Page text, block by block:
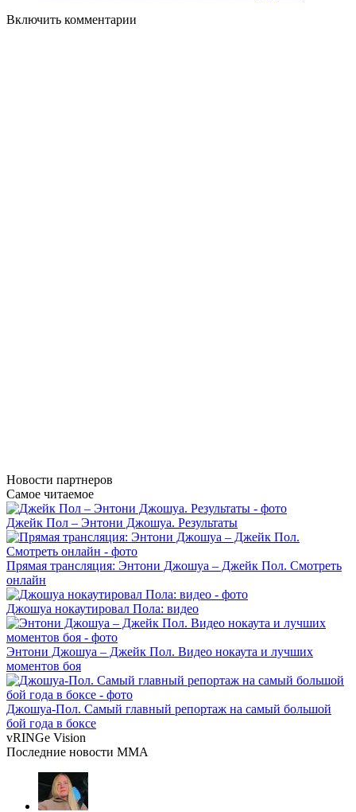
Включить комментарии
Новости партнеров
Самое читаемое
Джейк Пол – Энтони Джошуа. Результаты
Прямая трансляция: Энтони Джошуа – Джейк Пол. Смотреть
онлайн
Джошуа нокаутировал Пола: видео
Энтони Джошуа – Джейк Пол. Видео нокаута и лучших
моментов боя
Джошуа-Пол. Самый главный репортаж на самый большой
бой года в боксе
vRINGe Vision
Последние новости MMA